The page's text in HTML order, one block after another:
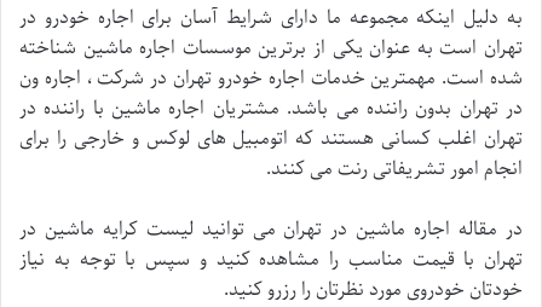
به دلیل اینکه مجموعه ما دارای شرایط آسان برای اجاره خودرو در
تهران است به عنوان یکی از برترین موسسات اجاره ماشین شناخته
شده است. مهمترین خدمات اجاره خودرو تهران در شرکت ، اجاره ون
در تهران بدون راننده می باشد. مشتریان اجاره ماشین با راننده در
تهران اغلب کسانی هستند که اتومبیل های لوکس و خارجی را برای
انجام امور تشریفاتی رنت می کنند.
در مقاله اجاره ماشین در تهران می توانید لیست کرایه ماشین در
تهران با قیمت مناسب را مشاهده کنید و سپس با توجه به نیاز
خودتان خودروی مورد نظرتان را رزرو کنید.